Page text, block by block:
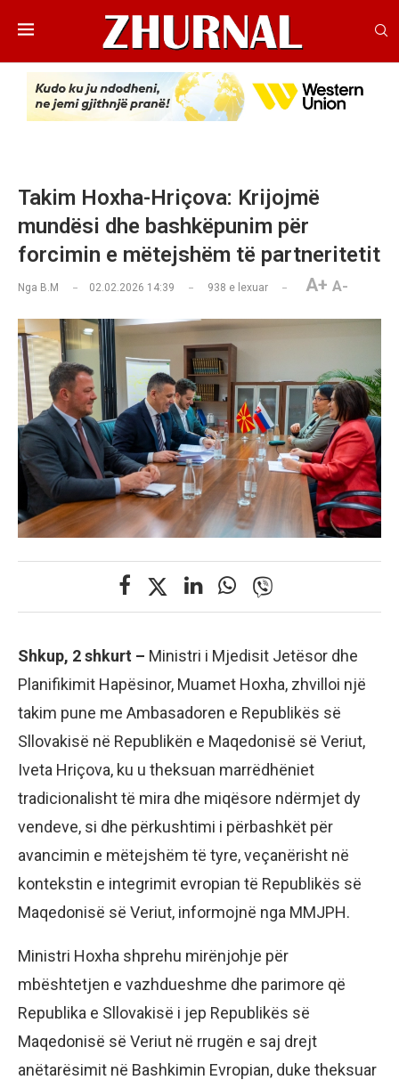
Takim Hoxha-Hriçova: Krijojmë
mundësi dhe bashkëpunim për
forcimin e mëtejshëm të partneritetit
Nga B.M 02.02.2026 14:39 938 e lexuar A+ A-
Shkup, 2 shkurt – Ministri i Mjedisit Jetësor dhe
Planifikimit Hapësinor, Muamet Hoxha, zhvilloi një
takim pune me Ambasadoren e Republikës së
Sllovakisë në Republikën e Maqedonisë së Veriut,
Iveta Hriçova, ku u theksuan marrëdhëniet
tradicionalisht të mira dhe miqësore ndërmjet dy
vendeve, si dhe përkushtimi i përbashkët për
avancimin e mëtejshëm të tyre, veçanërisht në
kontekstin e integrimit evropian të Republikës së
Maqedonisë së Veriut, informojnë nga MMJPH.
Ministri Hoxha shprehu mirënjohje për
mbështetjen e vazhdueshme dhe parimore që
Republika e Sllovakisë i jep Republikës së
Maqedonisë së Veriut në rrugën e saj drejt
anëtarësimit në Bashkimin Evropian, duke theksuar